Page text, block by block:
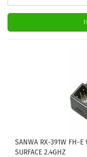
SANWA RX-391W FH-E
SURFACE 2.4GHZ